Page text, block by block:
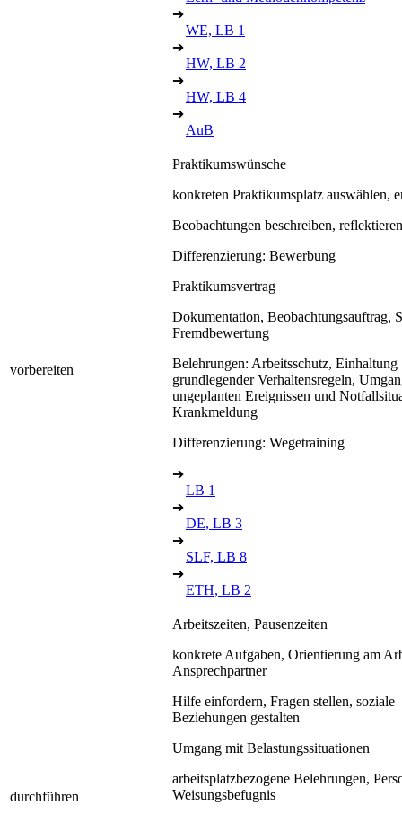
➔
WE, LB 1
➔
HW, LB 2
➔
HW, LB 4
➔
AuB
vorbereiten
Praktikumswünsche
konkreten Praktikumsplatz auswählen,
Beobachtungen beschreiben, reflektieren
Differenzierung: Bewerbung
Praktikumsvertrag
Dokumentation, Beobachtungsauftrag,
Fremdbewertung
Belehrungen: Arbeitsschutz, Einhaltung
grundlegender Verhaltensregeln,
ungeplanten Ereignissen und
Krankmeldung
Differenzierung: Wegetraining
➔
LB 1
➔
DE, LB 3
➔
SLF, LB 8
➔
ETH, LB 2
durchführen
Arbeitszeiten, Pausenzeiten
konkrete Aufgaben, Orientierung am
Ansprechpartner
Hilfe einfordern, Fragen stellen, soziale
Beziehungen gestalten
Umgang mit Belastungssituationen
arbeitsplatzbezogene Belehrungen,
Weisungsbefugnis